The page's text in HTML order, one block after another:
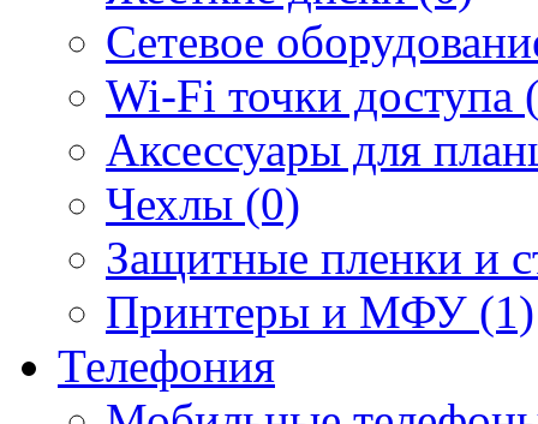
Сетевое
Wi-Fi точки доступа
Аксессуары для
Чехлы (0)
Защитные пленки и
Принтеры и МФУ (1)
Телефония